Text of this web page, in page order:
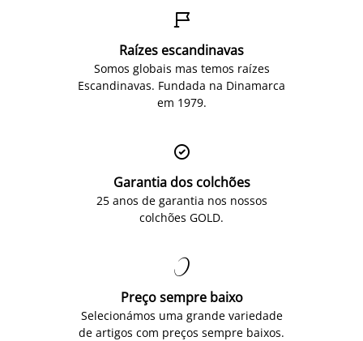

Raízes escandinavas
Somos globais mas temos raízes
Escandinavas. Fundada na Dinamarca
em 1979.

Garantia dos colchões
25 anos de garantia nos nossos
colchões GOLD.

Preço sempre baixo
Selecionámos uma grande variedade
de artigos com preços sempre baixos.